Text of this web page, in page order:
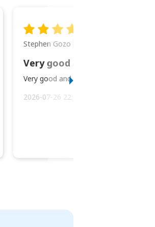
Stephen Gozo
Very good and prompt service.
2026-07-26 22:43:45